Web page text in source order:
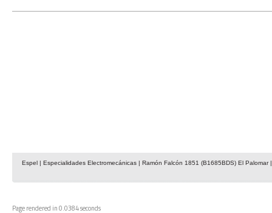
Espel | Especialidades Electromecánicas | Ramón Falcón 1851 (B1685BDS) El
Page rendered in 0.0384 seconds